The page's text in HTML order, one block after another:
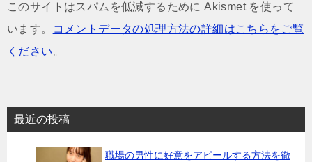
このサイトはスパムを低減するために Akismet を使って
います。
コメントデータの処理方法の詳細はこちらをご覧
ください 。
最近の投稿
職場の男性に好意をアピールする方法を徹